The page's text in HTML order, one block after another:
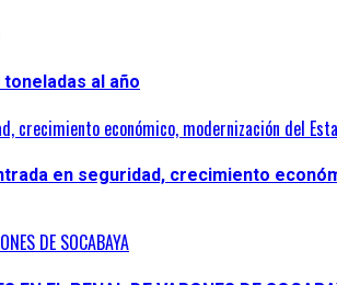
al año
económico, modernización del
en seguridad, crecimiento
DE SOCABAYA